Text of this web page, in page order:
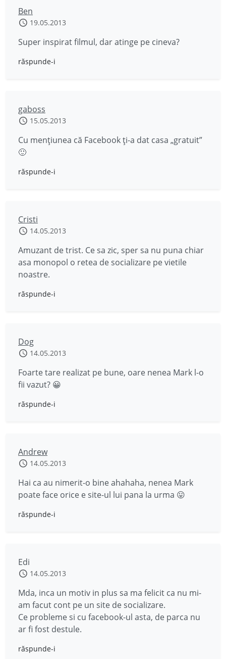
Ben
19.05.2013
Super inspirat filmul, dar atinge pe cineva?
răspunde-i
gaboss
15.05.2013
Cu mențiunea că Facebook ți-a dat casa „gratuit”
🙂
răspunde-i
Cristi
14.05.2013
Amuzant de trist. Ce sa zic, sper sa nu puna chiar
asa monopol o retea de socializare pe vietile
noastre.
răspunde-i
Dog
14.05.2013
Foarte tare realizat pe bune, oare nenea Mark l-o
fii vazut? 😀
răspunde-i
Andrew
14.05.2013
Hai ca au nimerit-o bine ahahaha, nenea Mark
poate face orice e site-ul lui pana la urma 😛
răspunde-i
Edi
14.05.2013
Mda, inca un motiv in plus sa ma felicit ca nu mi-
am facut cont pe un site de socializare.
Ce probleme si cu facebook-ul asta, de parca nu
ar fi fost destule.
răspunde-i